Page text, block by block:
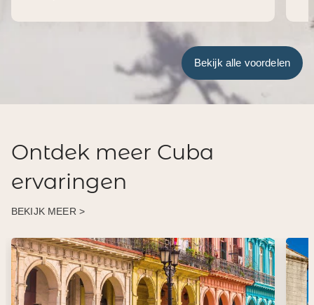
Bekijk alle voordelen
Ontdek meer Cuba
ervaringen
BEKIJK MEER >